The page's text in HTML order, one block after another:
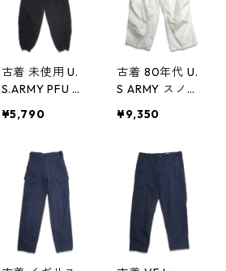
古着 未使用 U.
S.ARMY PFU ア
ロン パンツ ブ
リー 表記：XS-
L gd408574n
w60218
¥5,790
古着 80年代 U.
S ARMY スノー
ーバーパンツ
タリー 表記：X
L-REGULAR g
d408545n w6
0214
¥9,350